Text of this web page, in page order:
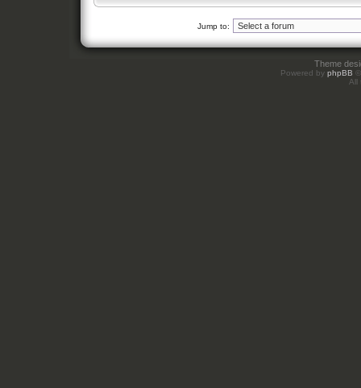
Jump to:
Theme
Powered by phpBB
All